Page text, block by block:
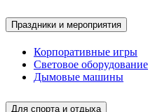
Праздники и мероприятия
Корпоративные игры
Световое оборудование
Дымовые машины
Для спорта и отдыха